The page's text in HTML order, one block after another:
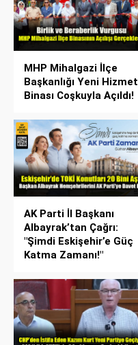
MHP Mihalgazi İlçe
Başkanlığı Yeni Hizmet
Binası Coşkuyla Açıldı!
AK Parti İl Başkanı
Albayrak’tan Çağrı:
"Şimdi Eskişehir’e Güç
Katma Zamanı!"